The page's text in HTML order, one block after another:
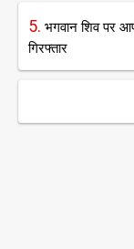
5. भगवान शिव पर
गिरफ्तार